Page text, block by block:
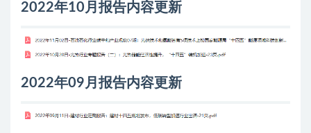
2022年10月报告内容更新
2022年09月报告内容更新